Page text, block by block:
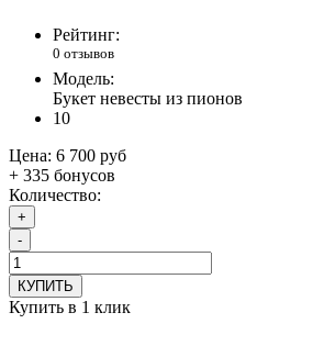
Рейтинг:
0 отзывов
Модель:
Букет невесты из пионов
10
Цена: 6 700 руб
+ 335 бонусов
Количество:
+
-
КУПИТЬ
Купить в 1 клик